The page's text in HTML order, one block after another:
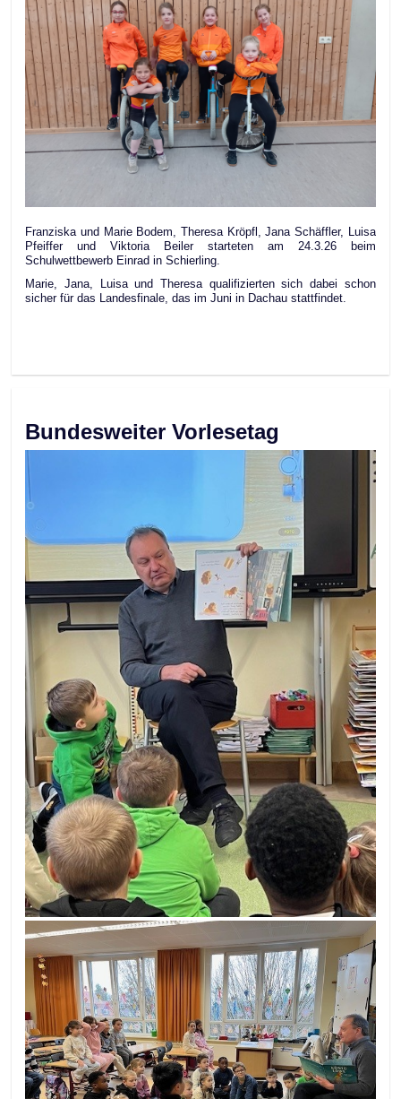
Franziska und Marie Bodem, Theresa Kröpfl, Jana Schäffler, Luisa
Pfeiffer und Viktoria Beiler starteten am 24.3.26 beim
Schulwettbewerb Einrad in Schierling.
Marie, Jana, Luisa und Theresa qualifizierten sich dabei schon
sicher für das Landesfinale, das im Juni in Dachau stattfindet.
Bundesweiter Vorlesetag